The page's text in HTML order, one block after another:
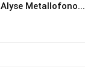
Alyse Metallofono...